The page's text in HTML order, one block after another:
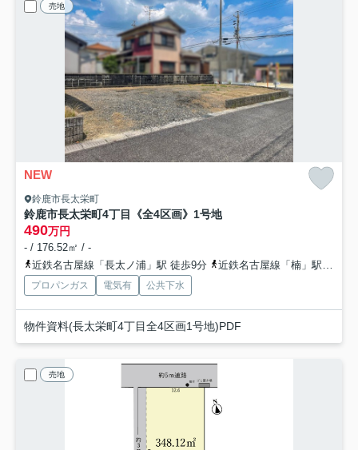
売地
NEW
鈴鹿市長太栄町
鈴鹿市長太栄町4丁目《全4区画》1号地
490万円
- / 176.52㎡ / -
近鉄名古屋線「長太ノ浦」駅 徒歩9分
近鉄名古屋線「楠」駅 徒歩24分
プロパンガス 電気有 公共下水
物件資料(長太栄町4丁目全4区画1号地)PDF
売地